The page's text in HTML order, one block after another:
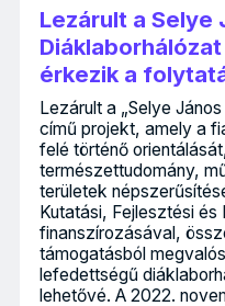
Lezárult a Selye
érkezik a
Lezárult a „Selye
című projekt, amely a
felé történő
természettudomány,
területek
Kutatási, Fejlesztési és
finanszírozásával,
támogatásból
lefedettségű
lehetővé. A 2022.